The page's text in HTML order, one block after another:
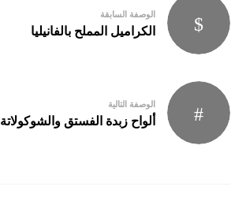
navigation
الوصفة السابقة
الكراميل المملح بالفانيليا
الوصفة التالية
ألواح زبدة الفستق والشوكولاتة